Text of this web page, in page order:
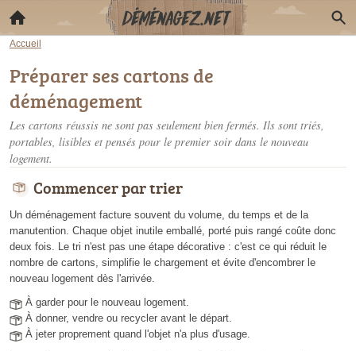
Accueil
Préparer ses cartons de
déménagement
Les cartons réussis ne sont pas seulement bien fermés. Ils sont triés,
portables, lisibles et pensés pour le premier soir dans le nouveau
logement.
Commencer par trier
Un déménagement facture souvent du volume, du temps et de la
manutention. Chaque objet inutile emballé, porté puis rangé coûte donc
deux fois. Le tri n'est pas une étape décorative : c'est ce qui réduit le
nombre de cartons, simplifie le chargement et évite d'encombrer le
nouveau logement dès l'arrivée.
À garder pour le nouveau logement.
À donner, vendre ou recycler avant le départ.
À jeter proprement quand l'objet n'a plus d'usage.